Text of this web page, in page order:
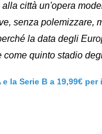
città un'opera
senza polemizzare,
la data degli
come quinto stadio
e la Serie B a 19,99€